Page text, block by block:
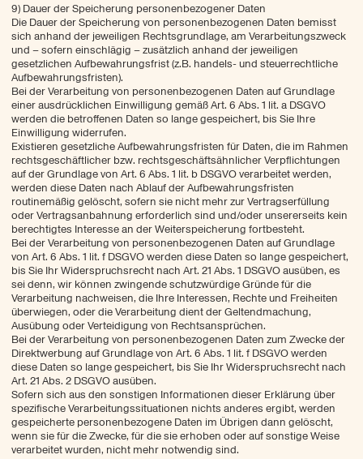
9) Dauer der Speicherung personenbezogener Daten
Die Dauer der Speicherung von personenbezogenen Daten bemisst
sich anhand der jeweiligen Rechtsgrundlage, am Verarbeitungszweck
und – sofern einschlägig – zusätzlich anhand der jeweiligen
gesetzlichen Aufbewahrungsfrist (z.B. handels- und steuerrechtliche
Aufbewahrungsfristen).
Bei der Verarbeitung von personenbezogenen Daten auf Grundlage
einer ausdrücklichen Einwilligung gemäß Art. 6 Abs. 1 lit. a DSGVO
werden die betroffenen Daten so lange gespeichert, bis Sie Ihre
Einwilligung widerrufen.
Existieren gesetzliche Aufbewahrungsfristen für Daten, die im Rahmen
rechtsgeschäftlicher bzw. rechtsgeschäftsähnlicher Verpflichtungen
auf der Grundlage von Art. 6 Abs. 1 lit. b DSGVO verarbeitet werden,
werden diese Daten nach Ablauf der Aufbewahrungsfristen
routinemäßig gelöscht, sofern sie nicht mehr zur Vertragserfüllung
oder Vertragsanbahnung erforderlich sind und/oder unsererseits kein
berechtigtes Interesse an der Weiterspeicherung fortbesteht.
Bei der Verarbeitung von personenbezogenen Daten auf Grundlage
von Art. 6 Abs. 1 lit. f DSGVO werden diese Daten so lange gespeichert,
bis Sie Ihr Widerspruchsrecht nach Art. 21 Abs. 1 DSGVO ausüben, es
sei denn, wir können zwingende schutzwürdige Gründe für die
Verarbeitung nachweisen, die Ihre Interessen, Rechte und Freiheiten
überwiegen, oder die Verarbeitung dient der Geltendmachung,
Ausübung oder Verteidigung von Rechtsansprüchen.
Bei der Verarbeitung von personenbezogenen Daten zum Zwecke der
Direktwerbung auf Grundlage von Art. 6 Abs. 1 lit. f DSGVO werden
diese Daten so lange gespeichert, bis Sie Ihr Widerspruchsrecht nach
Art. 21 Abs. 2 DSGVO ausüben.
Sofern sich aus den sonstigen Informationen dieser Erklärung über
spezifische Verarbeitungssituationen nichts anderes ergibt, werden
gespeicherte personenbezogene Daten im Übrigen dann gelöscht,
wenn sie für die Zwecke, für die sie erhoben oder auf sonstige Weise
verarbeitet wurden, nicht mehr notwendig sind.